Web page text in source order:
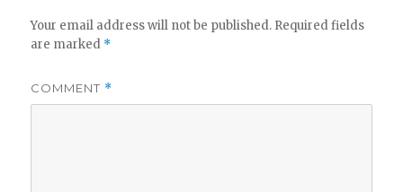
Your email address will not be published. Required fields
are marked *
COMMENT *